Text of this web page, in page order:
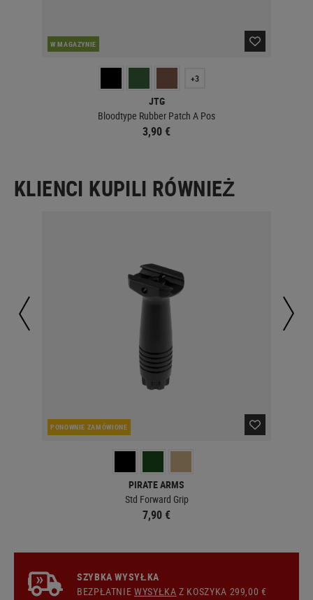
W MAGAZYNIE
+3
JTG
Bloodtype Rubber Patch A Pos
3,90 €
KLIENCI KUPILI RÓWNIEŻ
PONOWNIE ZAMÓWIONE
PIRATE ARMS
Std Forward Grip
7,90 €
SZYBKA WYSYŁKA
BEZPŁATNIEWYSYŁKA Z KOSZYKA 299,00 €